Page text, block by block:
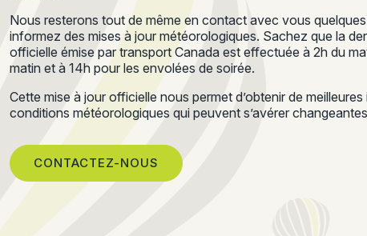
Nous resterons tout de même en contact avec vous
informez des mises à jour météorologiques. Sachez que la
officielle émise par transport Canada est effectuée à 2h du
matin et à 14h pour les envolées de soirée.
Cette mise à jour officielle nous permet d’obtenir de
conditions météorologiques qui peuvent s’avérer
CONTACTEZ-NOUS